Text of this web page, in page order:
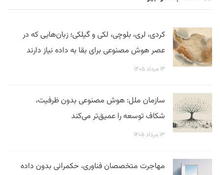
کردی، لری، بلوچی، لکی و گیلکی؛ زبان‌هایی که در
عصر هوش مصنوعی برای بقا به داده نیاز دارند
۱۴ مرداد ۱۴۰۵
سازمان ملل: هوش مصنوعی بدون ظرفیت،
شکاف توسعه را عمیق‌تر می‌کند
۱۳ مرداد ۱۴۰۵
مهاجرت متخصصان فناوری، حکمرانی بدون داده